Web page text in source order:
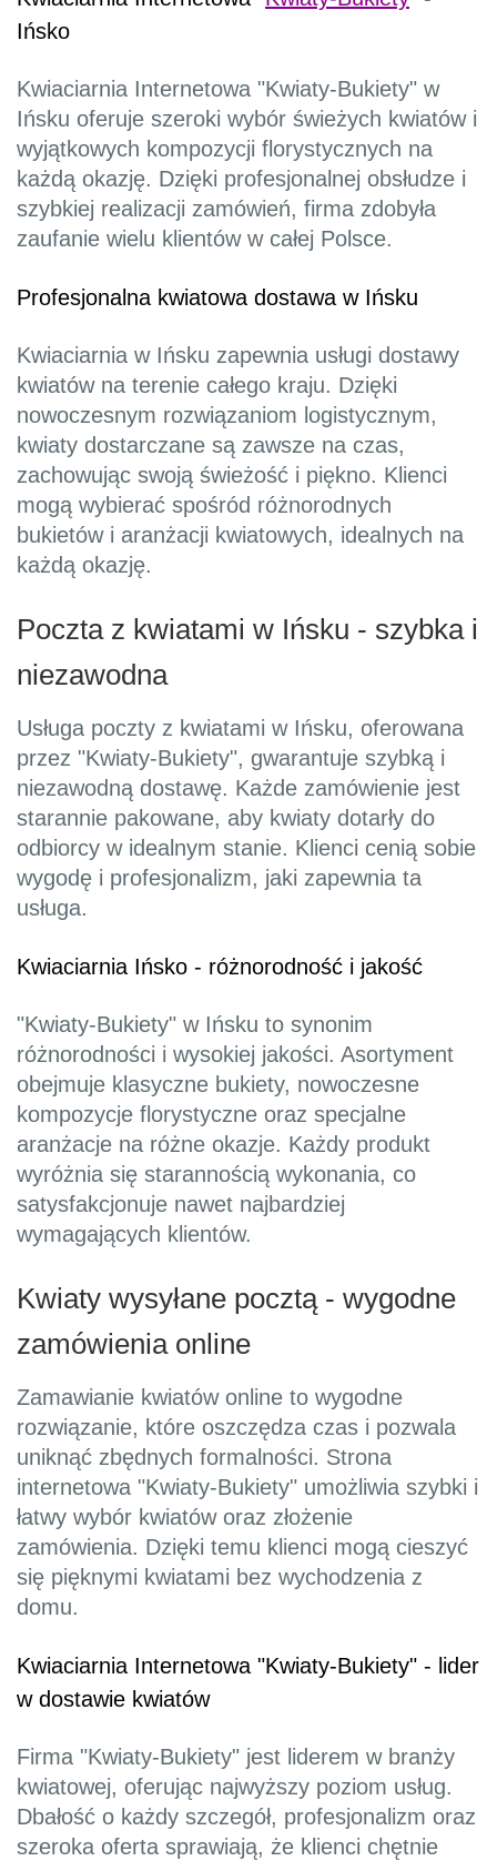
Ińsko
Kwiaciarnia Internetowa "Kwiaty-Bukiety" w
Ińsku oferuje szeroki wybór świeżych kwiatów i
wyjątkowych kompozycji florystycznych na
każdą okazję. Dzięki profesjonalnej obsłudze i
szybkiej realizacji zamówień, firma zdobyła
zaufanie wielu klientów w całej Polsce.
Profesjonalna kwiatowa dostawa w Ińsku
Kwiaciarnia w Ińsku zapewnia usługi dostawy
kwiatów na terenie całego kraju. Dzięki
nowoczesnym rozwiązaniom logistycznym,
kwiaty dostarczane są zawsze na czas,
zachowując swoją świeżość i piękno. Klienci
mogą wybierać spośród różnorodnych
bukietów i aranżacji kwiatowych, idealnych na
każdą okazję.
Poczta z kwiatami w Ińsku - szybka i
niezawodna
Usługa poczty z kwiatami w Ińsku, oferowana
przez "Kwiaty-Bukiety", gwarantuje szybką i
niezawodną dostawę. Każde zamówienie jest
starannie pakowane, aby kwiaty dotarły do
odbiorcy w idealnym stanie. Klienci cenią sobie
wygodę i profesjonalizm, jaki zapewnia ta
usługa.
Kwiaciarnia Ińsko - różnorodność i jakość
"Kwiaty-Bukiety" w Ińsku to synonim
różnorodności i wysokiej jakości. Asortyment
obejmuje klasyczne bukiety, nowoczesne
kompozycje florystyczne oraz specjalne
aranżacje na różne okazje. Każdy produkt
wyróżnia się starannością wykonania, co
satysfakcjonuje nawet najbardziej
wymagających klientów.
Kwiaty wysyłane pocztą - wygodne
zamówienia online
Zamawianie kwiatów online to wygodne
rozwiązanie, które oszczędza czas i pozwala
uniknąć zbędnych formalności. Strona
internetowa "Kwiaty-Bukiety" umożliwia szybki i
łatwy wybór kwiatów oraz złożenie
zamówienia. Dzięki temu klienci mogą cieszyć
się pięknymi kwiatami bez wychodzenia z
domu.
Kwiaciarnia Internetowa "Kwiaty-Bukiety" - lider
w dostawie kwiatów
Firma "Kwiaty-Bukiety" jest liderem w branży
kwiatowej, oferując najwyższy poziom usług.
Dbałość o każdy szczegół, profesjonalizm oraz
szeroka oferta sprawiają, że klienci chętnie